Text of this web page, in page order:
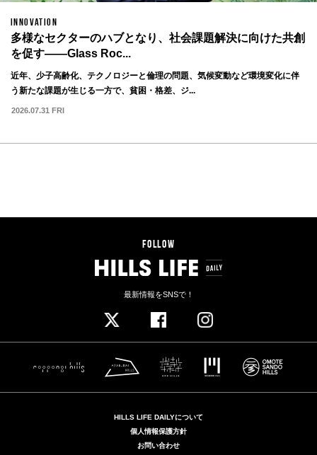
INNOVATION
多様なセクターのハブとなり、社会課題解決に向けた共創
を促す——Glass Roc...
近年、少子高齢化、テクノロジーと倫理の問題、気候変動など環境変化に伴
う新たな課題が生じる一方で、貧困・格差、ジ...
2026.07.31 FRI
CRAFT SAKE WEEK 2018
中田英寿プロデュース「CRAFT SAKE WEEK」で全国の
昨年10日間で延べ110,000人が来場した「CRAFT SAKE
WEEK（クラフト サケ ウィーク）」が、4月20日（金）より
11日間にわたって開催されます。3年目を迎える今年は、全国
から厳選した過去最多の110蔵と名だたる15軒のレストランが
出店し、会場には約500本の孟宗竹による回廊が出現。プロデ